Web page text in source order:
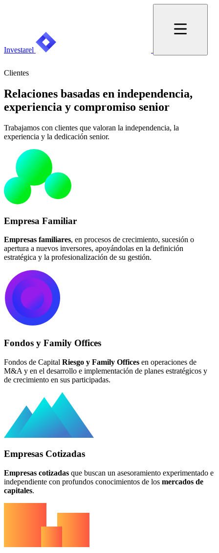
Investarel
Clientes
Relaciones basadas en independencia,
experiencia y compromiso senior
Trabajamos con clientes que valoran la independencia, la
experiencia y la dedicación senior.
Empresa Familiar
Empresas familiares, en procesos de crecimiento, sucesión o
apertura a nuevos inversores, apoyándolas en la definición
estratégica y la profesionalización de su gestión.
Fondos y Family Offices
Fondos de Capital Riesgo y Family Offices en operaciones de
M&A y en el desarrollo e implementación de planes estratégicos y
de crecimiento en sus participadas.
Empresas Cotizadas
Empresas cotizadas que buscan un asesoramiento experimentado e
independiente con profundos conocimientos de los mercados de
capitales.